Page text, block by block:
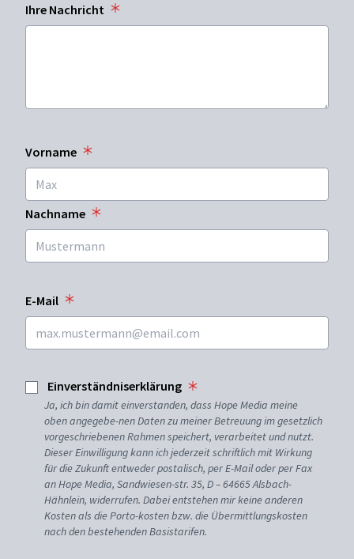
Ihre Nachricht
Vorname
Nachname
E-Mail
Einverständniserklärung
Ja, ich bin damit einverstanden, dass Hope Media meine
oben angegebe-nen Daten zu meiner Betreuung im gesetzlich
vorgeschriebenen Rahmen speichert, verarbeitet und nutzt.
Dieser Einwilligung kann ich jederzeit schriftlich mit Wirkung
für die Zukunft entweder postalisch, per E-Mail oder per Fax
an Hope Media, Sandwiesen-str. 35, D – 64665 Alsbach-
Hähnlein, widerrufen. Dabei entstehen mir keine anderen
Kosten als die Porto-kosten bzw. die Übermittlungskosten
nach den bestehenden Basistarifen.